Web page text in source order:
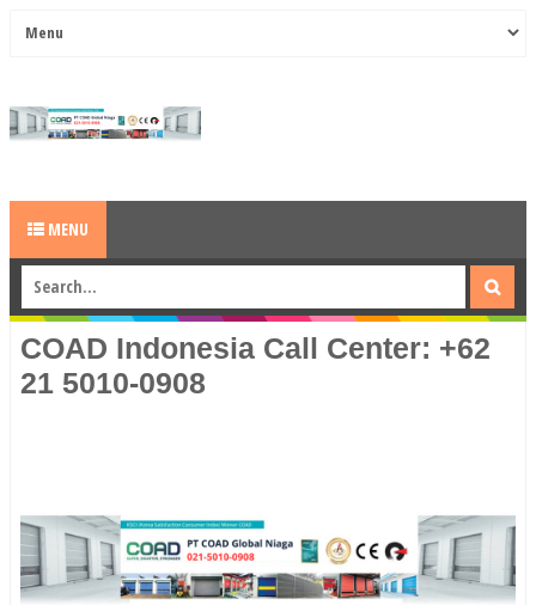
MENU
COAD Indonesia Call Center: +62
21 5010-0908